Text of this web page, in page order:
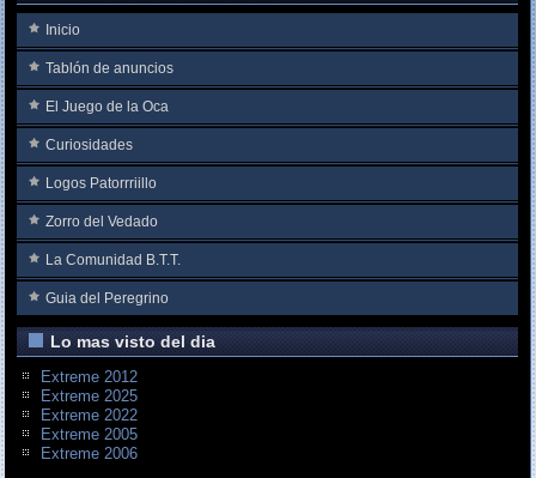
Inicio
Tablón de anuncios
El Juego de la Oca
Curiosidades
Logos Patorrriillo
Zorro del Vedado
La Comunidad B.T.T.
Guia del Peregrino
Lo mas visto del dia
Extreme 2012
Extreme 2025
Extreme 2022
Extreme 2005
Extreme 2006